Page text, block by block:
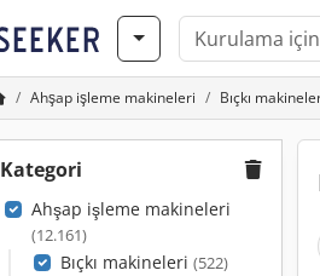
Ahşap işleme makineleri Bıçkı
Kategori
Ahşap işleme makineleri
(12.161)
Bıçkı makineleri (522)